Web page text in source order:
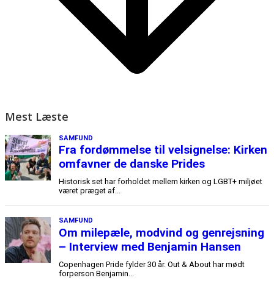
Mest Læste
SAMFUND
Fra fordømmelse til velsignelse: Kirken
omfavner de danske Prides
Historisk set har forholdet mellem kirken og LGBT+ miljøet
været præget af...
SAMFUND
Om milepæle, modvind og genrejsning
– Interview med Benjamin Hansen
Copenhagen Pride fylder 30 år. Out & About har mødt
forperson Benjamin...